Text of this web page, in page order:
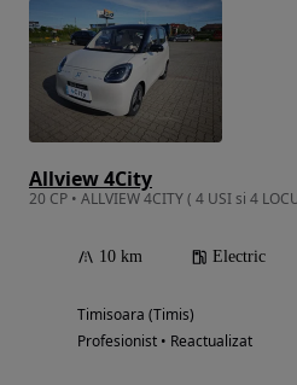
Allview 4City
10 km Electric
Timisoara (Timis)
Profesionist • Reactualizat